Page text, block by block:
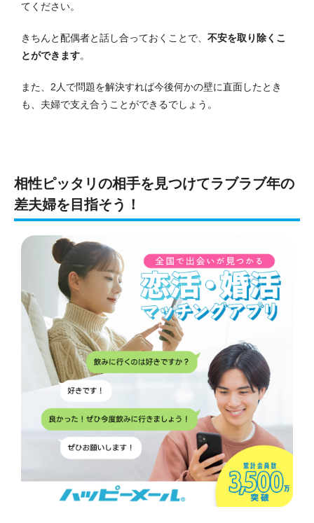
てください。
きちんと配偶者と話し合っておくことで、 不安を取り除くこ
とができます。
また、2人で問題を解決すれば今後何かの壁に直面したとき
も、夫婦で支え合うことができるでしょう。
相性ピッタリの相手を見つけてラブラブ年の
差夫婦を目指そう！